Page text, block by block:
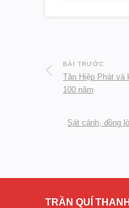
BÀI TRƯỚC
Tân Hiệp Phát và
100 năm
Sát cánh, đồng
TRẦN QUÍ THANH